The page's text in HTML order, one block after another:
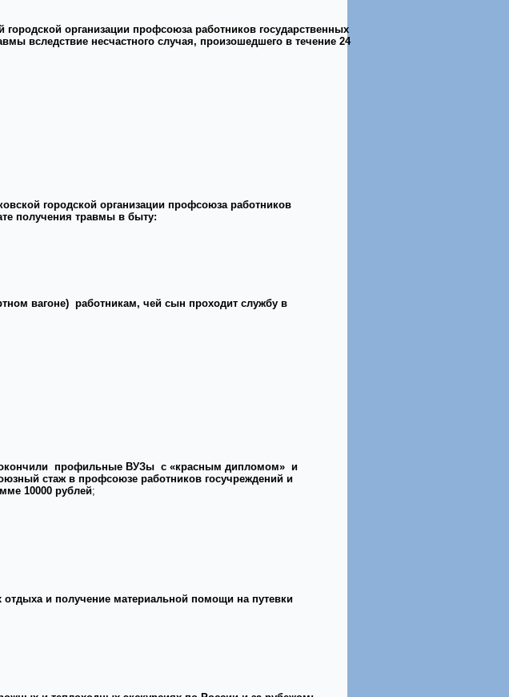
организации профсоюза работников государственных
вследствие несчастного случая, произошедшего в течение 24
городской организации профсоюза работников
получения травмы в быту:
вагоне) работникам, чей сын проходит службу в
окончили профильные ВУЗы с «красным дипломом» и
стаж в профсоюзе работников госучреждений и
10000 рублей;
отдыха и получение материальной помощи на путевки